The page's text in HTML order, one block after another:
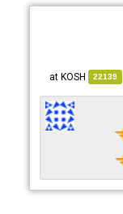
22139
KOSH